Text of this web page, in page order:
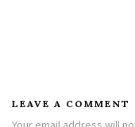
LEAVE A COMMENT